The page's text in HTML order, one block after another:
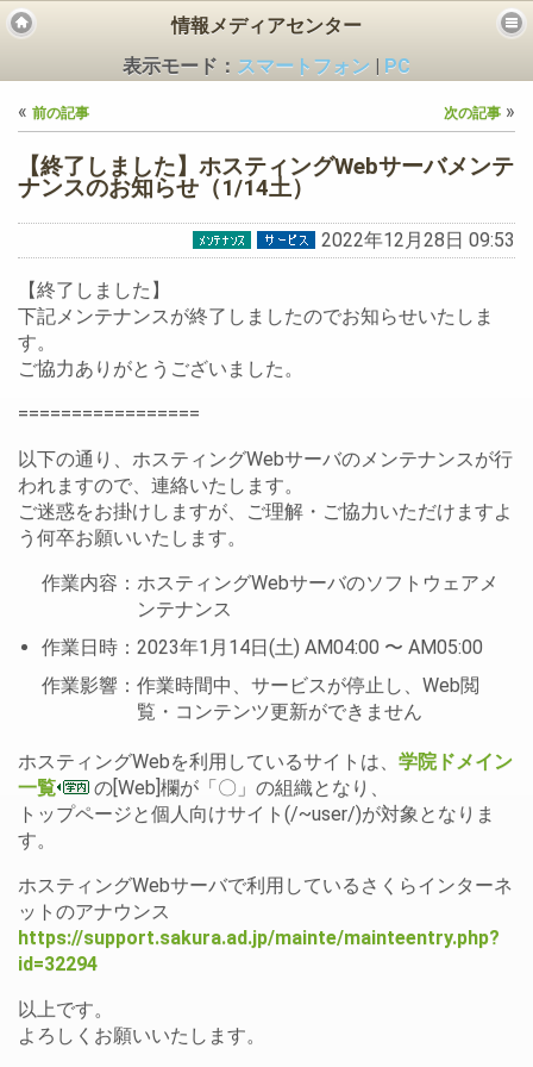
情報メディアセンター
表示モード： スマートフォン
PC
« 前の記事 次の記事 »
【終了しました】ホスティングWebサーバメンテ
ナンスのお知らせ（1/14土）
2022年12月28日 09:53
【終了しました】
下記メンテナンスが終了しましたのでお知らせいたしま
す。
ご協力ありがとうございました。
=================
以下の通り、ホスティングWebサーバのメンテナンスが行
われますので、連絡いたします。
ご迷惑をお掛けしますが、ご理解・ご協力いただけますよ
う何卒お願いいたします。
作業内容：ホスティングWebサーバのソフトウェアメ
ンテナンス
作業日時：2023年1月14日(土) AM04:00 〜 AM05:00
作業影響：作業時間中、サービスが停止し、Web閲
覧・コンテンツ更新ができません
ホスティングWebを利用しているサイトは、 学院ドメイン
一覧
の[Web]欄が「〇」の組織となり、
トップページと個人向けサイト(/~user/)が対象となりま
す。
ホスティングWebサーバで利用しているさくらインターネ
ットのアナウンス
https://support.sakura.ad.jp/mainte/mainteentry.php?
id=32294
以上です。
よろしくお願いいたします。